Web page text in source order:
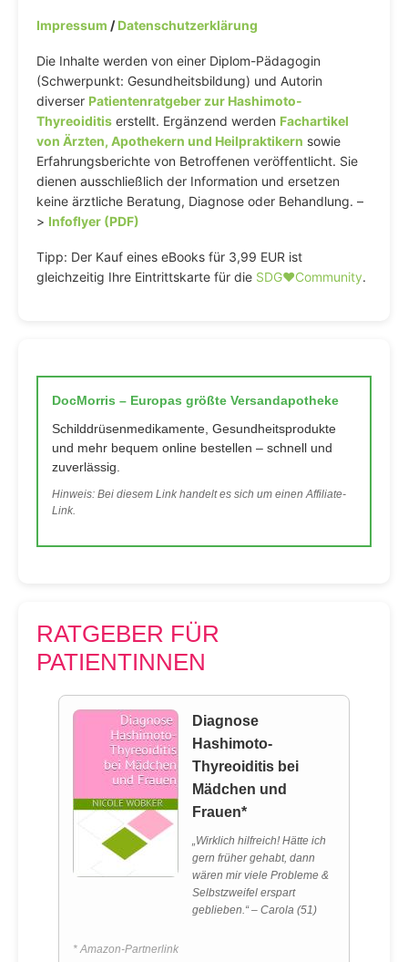
Impressum /Datenschutzerklärung
Die Inhalte werden von einer Diplom-Pädagogin
(Schwerpunkt: Gesundheitsbildung) und Autorin
diverser Patientenratgeber zur Hashimoto-
Thyreoiditis erstellt. Ergänzend werden Fachartikel
von Ärzten, Apothekern und Heilpraktikern sowie
Erfahrungsberichte von Betroffenen veröffentlicht. Sie
dienen ausschließlich der Information und ersetzen
keine ärztliche Beratung, Diagnose oder Behandlung. –
> Infoflyer (PDF)
Tipp: Der Kauf eines eBooks für 3,99 EUR ist
gleichzeitig Ihre Eintrittskarte für die SDG♥️Community.
DocMorris – Europas größte Versandapotheke
Schilddrüsenmedikamente, Gesundheitsprodukte
und mehr bequem online bestellen – schnell und
zuverlässig.
Hinweis: Bei diesem Link handelt es sich um einen Affiliate-
Link.
RATGEBER FÜR
PATIENTINNEN
Diagnose
Hashimoto-
Thyreoiditis bei
Mädchen und
Frauen*
„Wirklich hilfreich! Hätte ich
gern früher gehabt, dann
wären mir viele Probleme &
Selbstzweifel erspart
geblieben.“ – Carola (51)
* Amazon-Partnerlink